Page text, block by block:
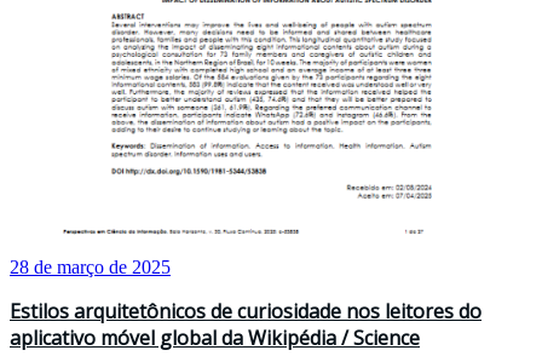
28 de março de 2025
Estilos arquitetônicos de curiosidade nos leitores do
aplicativo móvel global da Wikipédia / Science